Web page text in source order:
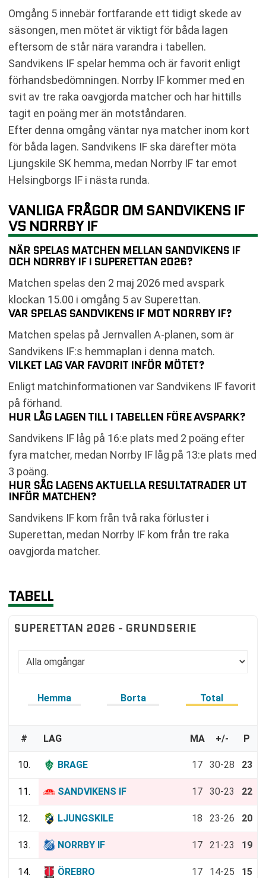
Omgång 5 innebär fortfarande ett tidigt skede av
säsongen, men mötet är viktigt för båda lagen
eftersom de står nära varandra i tabellen.
Sandvikens IF spelar hemma och är favorit enligt
förhandsbedömningen. Norrby IF kommer med en
svit av tre raka oavgjorda matcher och har hittills
tagit en poäng mer än motståndaren.
Efter denna omgång väntar nya matcher inom kort
för båda lagen. Sandvikens IF ska därefter möta
Ljungskile SK hemma, medan Norrby IF tar emot
Helsingborgs IF i nästa runda.
VANLIGA FRÅGOR OM SANDVIKENS IF
VS NORRBY IF
NÄR SPELAS MATCHEN MELLAN SANDVIKENS IF
OCH NORRBY IF I SUPERETTAN 2026?
Matchen spelas den 2 maj 2026 med avspark
klockan 15.00 i omgång 5 av Superettan.
VAR SPELAS SANDVIKENS IF MOT NORRBY IF?
Matchen spelas på Jernvallen A-planen, som är
Sandvikens IF:s hemmaplan i denna match.
VILKET LAG VAR FAVORIT INFÖR MÖTET?
Enligt matchinformationen var Sandvikens IF favorit
på förhand.
HUR LÅG LAGEN TILL I TABELLEN FÖRE AVSPARK?
Sandvikens IF låg på 16:e plats med 2 poäng efter
fyra matcher, medan Norrby IF låg på 13:e plats med
3 poäng.
HUR SÅG LAGENS AKTUELLA RESULTATRADER UT
INFÖR MATCHEN?
Sandvikens IF kom från två raka förluster i
Superettan, medan Norrby IF kom från tre raka
oavgjorda matcher.
TABELL
SUPERETTAN 2026 - GRUNDSERIE
Hemma Borta Total
# LAG MA +/- P
10. BRAGE 17 30-28 23
11. SANDVIKENS IF 17 30-23 22
12. LJUNGSKILE 18 23-26 20
13. NORRBY IF 17 21-23 19
14. ÖREBRO 17 14-25 15